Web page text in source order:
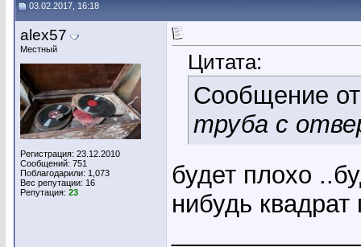
03.02.2017, 16:18
alex57
Местный
Регистрация: 23.12.2010
Сообщений: 751
Поблагодарили: 1,073
Вес репутации: 16
Репутация: 23
Цитата:
Сообщение
труба с
будет плохо
нибудь